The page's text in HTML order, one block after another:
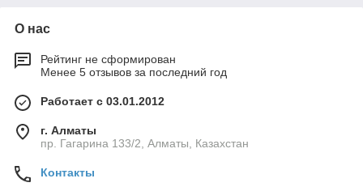
О нас
Рейтинг не сформирован
Менее 5 отзывов за последний год
Работает с 03.01.2012
г. Алматы
пр. Гагарина 133/2, Алматы, Казахстан
Контакты